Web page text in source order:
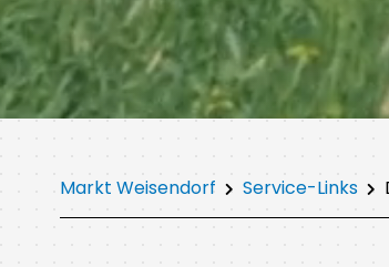
Markt Weisendorf Service-Links